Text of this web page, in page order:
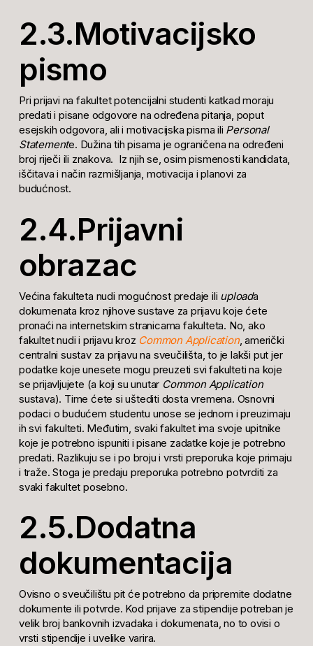
2.3.Motivacijsko
pismo
Pri prijavi na fakultet potencijalni studenti katkad moraju
predati i pisane odgovore na određena pitanja, poput
esejskih odgovora, ali i motivacijska pisma ili Personal
Statemente. Dužina tih pisama je ograničena na određeni
broj riječi ili znakova. Iz njih se, osim pismenosti kandidata,
iščitava i način razmišljanja, motivacija i planovi za
budućnost.
2.4.Prijavni
obrazac
Većina fakulteta nudi mogućnost predaje ili uploada
dokumenata kroz njihove sustave za prijavu koje ćete
pronaći na internetskim stranicama fakulteta. No, ako
fakultet nudi i prijavu kroz Common Application, američki
centralni sustav za prijavu na sveučilišta, to je lakši put jer
podatke koje unesete mogu preuzeti svi fakulteti na koje
se prijavljujete (a koji su unutar Common Application
sustava). Time ćete si uštediti dosta vremena. Osnovni
podaci o budućem studentu unose se jednom i preuzimaju
ih svi fakulteti. Međutim, svaki fakultet ima svoje upitnike
koje je potrebno ispuniti i pisane zadatke koje je potrebno
predati. Razlikuju se i po broju i vrsti preporuka koje primaju
i traže. Stoga je predaju preporuka potrebno potvrditi za
svaki fakultet posebno.
2.5.Dodatna
dokumentacija
Ovisno o sveučilištu pit će potrebno da pripremite dodatne
dokumente ili potvrde. Kod prijave za stipendije potreban je
velik broj bankovnih izvadaka i dokumenata, no to ovisi o
vrsti stipendije i uvelike varira.